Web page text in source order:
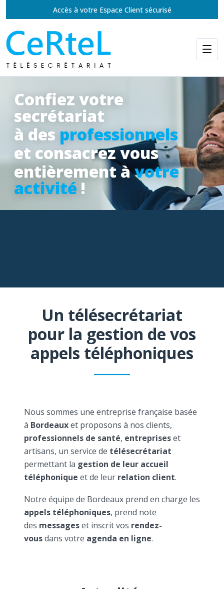
Accès à votre Espace Client sécurisé
Confiez votre
secrétariat
à des professionnels
et consacrez vous
entièrement àvotre
activité !
Un télésecrétariat
pour la gestion de vos
appels téléphoniques
Nous sommes une entreprise française basée
à Bordeauxet proposons à nos clients,
professionnels de santé, entrepriseset
artisans, un service de télésecrétariat
permettant la gestion de leur accueil
téléphonique et de leur relation client.
Notre équipe de Bordeaux prend en charge les
appels téléphoniques, prend note
des messageset inscrit vos rendez-
vousdans votre agenda en ligne.